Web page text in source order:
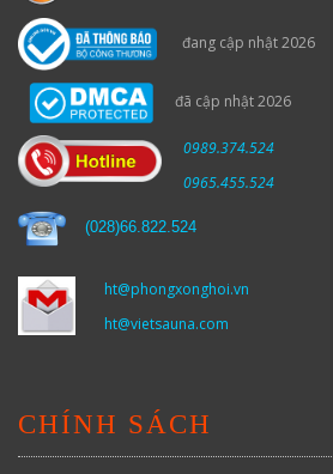
đang cập nhật 2026
đã cập nhật 2026
0989.374.524
0965.455.524
(028)66.822.524
ht@phongxonghoi.vn
ht@vietsauna.com
CHÍNH SÁCH